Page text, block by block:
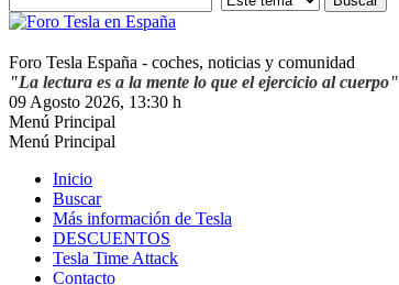
Foro Tesla España - coches, noticias y comunidad
"La lectura es a la mente lo que el ejercicio al cuerpo"
09 Agosto 2026, 13:30 h
Menú Principal
Menú Principal
Inicio
Buscar
Más información de Tesla
DESCUENTOS
Tesla Time Attack
Contacto